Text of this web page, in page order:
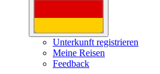
Unterkunft registrieren
Meine Reisen
Feedback